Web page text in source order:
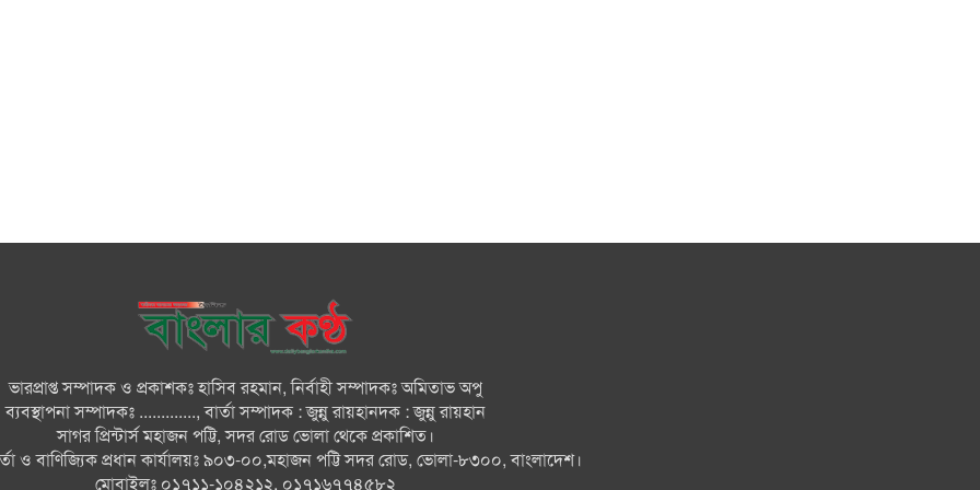
ভারপ্রাপ্ত সম্পাদক ও প্রকাশকঃ হাসিব রহমান, নির্বাহী সম্পাদকঃ অমিতাভ অপু
ব্যবস্থাপনা সম্পাদকঃ ............., বার্তা সম্পাদক : জুন্নু রায়হানদক : জুন্নু রায়হান
সাগর প্রিন্টার্স মহাজন পট্টি, সদর রোড ভোলা থেকে প্রকাশিত।
ও বাণিজ্যিক প্রধান কার্যালয়ঃ ৯০৩-০০,মহাজন পট্টি সদর রোড, ভোলা-৮৩০০, বাংলাদেশ।
মোবাইলঃ ০১৭১১-১০৪২১২, ০১৭১৬৭৭৪৫৮২